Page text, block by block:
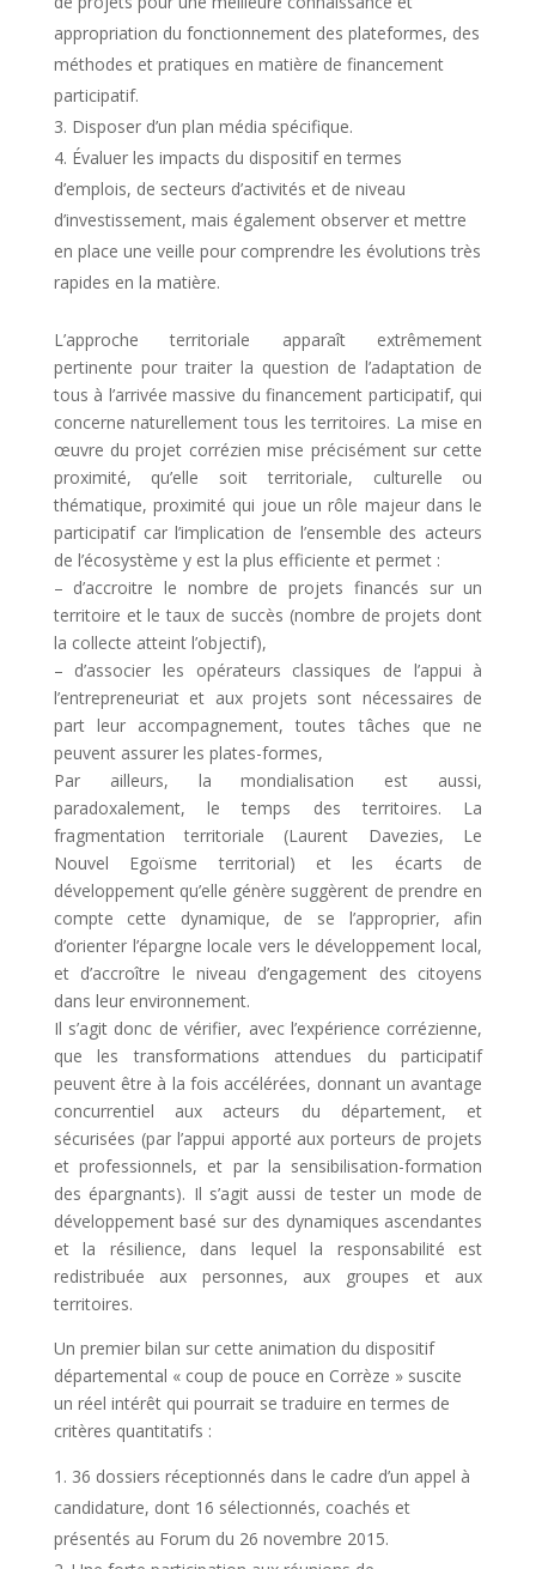
appropriation du fonctionnement des plateformes, des
méthodes et pratiques en matière de financement
participatif.
Disposer d’un plan média spécifique.
Évaluer les impacts du dispositif en termes
d’emplois, de secteurs d’activités et de niveau
d’investissement, mais également observer et mettre
en place une veille pour comprendre les évolutions très
rapides en la matière.
L’approche territoriale apparaît extrêmement
pertinente pour traiter la question de l’adaptation de
tous à l’arrivée massive du financement participatif, qui
concerne naturellement tous les territoires. La mise en
œuvre du projet corrézien mise précisément sur cette
proximité, qu’elle soit territoriale, culturelle ou
thématique, proximité qui joue un rôle majeur dans le
participatif car l’implication de l’ensemble des acteurs
de l’écosystème y est la plus efficiente et permet :
– d’accroitre le nombre de projets financés sur un
territoire et le taux de succès (nombre de projets dont
la collecte atteint l’objectif),
– d’associer les opérateurs classiques de l’appui à
l’entrepreneuriat et aux projets sont nécessaires de
part leur accompagnement, toutes tâches que ne
peuvent assurer les plates-formes,
Par ailleurs, la mondialisation est aussi,
paradoxalement, le temps des territoires. La
fragmentation territoriale (Laurent Davezies, Le
Nouvel Egoïsme territorial) et les écarts de
développement qu’elle génère suggèrent de prendre en
compte cette dynamique, de se l’approprier, afin
d’orienter l’épargne locale vers le développement local,
et d’accroître le niveau d’engagement des citoyens
dans leur environnement.
Il s’agit donc de vérifier, avec l’expérience corrézienne,
que les transformations attendues du participatif
peuvent être à la fois accélérées, donnant un avantage
concurrentiel aux acteurs du département, et
sécurisées (par l’appui apporté aux porteurs de projets
et professionnels, et par la sensibilisation-formation
des épargnants). Il s’agit aussi de tester un mode de
développement basé sur des dynamiques ascendantes
et la résilience, dans lequel la responsabilité est
redistribuée aux personnes, aux groupes et aux
territoires.
Un premier bilan sur cette animation du dispositif
départemental « coup de pouce en Corrèze » suscite
un réel intérêt qui pourrait se traduire en termes de
critères quantitatifs :
36 dossiers réceptionnés dans le cadre d’un appel à
candidature, dont 16 sélectionnés, coachés et
présentés au Forum du 26 novembre 2015.